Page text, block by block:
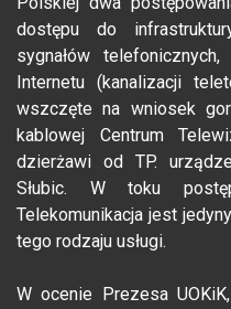
dostępu do
sygnałów
Internetu (kanalizacji
wszczęte na wniosek
kablowej Centrum
dzierżawi od TP.
Słubic. W toku
Telekomunikacja jest
tego rodzaju usługi.
W ocenie Prezesa